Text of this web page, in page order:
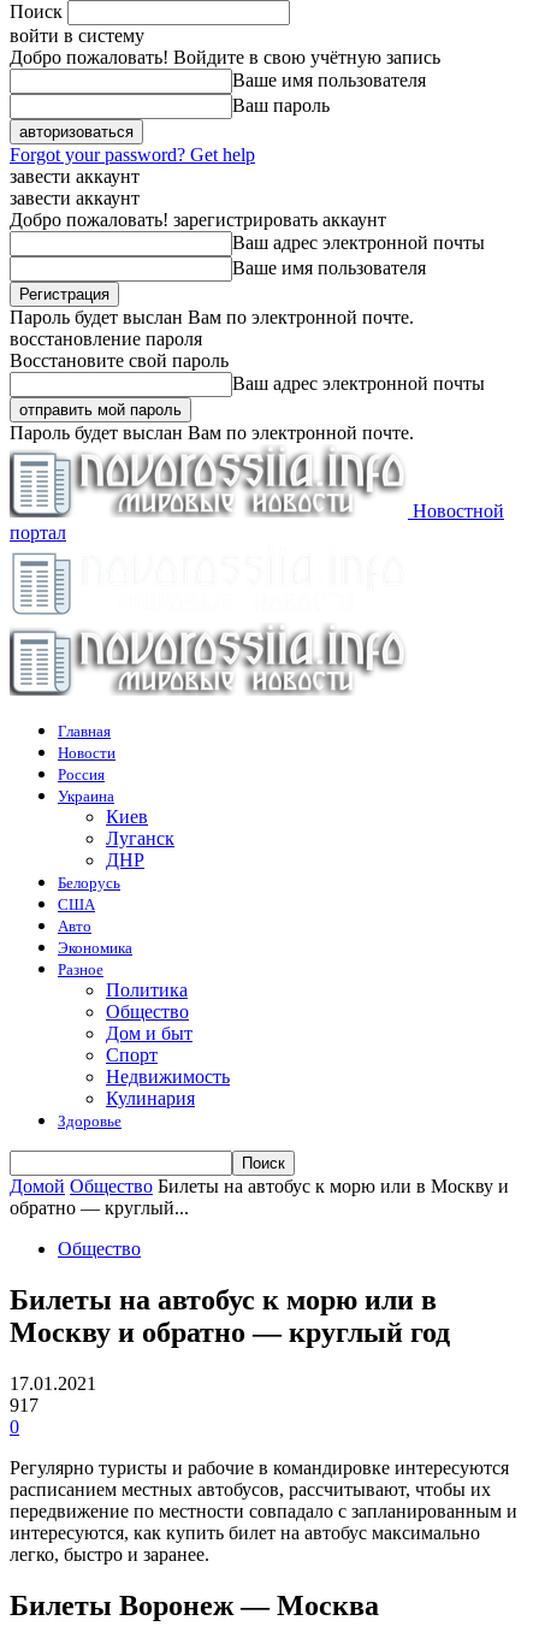
Поиск
войти в систему
Добро пожаловать! Войдите в свою учётную запись
Ваше имя пользователя
Ваш пароль
Forgot your password? Get help
завести аккаунт
завести аккаунт
Добро пожаловать! зарегистрировать аккаунт
Ваш адрес электронной почты
Ваше имя пользователя
Пароль будет выслан Вам по электронной почте.
восстановление пароля
Восстановите свой пароль
Ваш адрес электронной почты
Пароль будет выслан Вам по электронной почте.
Новостной
портал
Главная
Новости
Россия
Украина
Киев
Луганск
ДНР
Белорусь
США
Авто
Экономика
Разное
Политика
Общество
Дом и быт
Спорт
Недвижимость
Кулинария
Здоровье
Домой Общество Билеты на автобус к морю или в Москву и
обратно — круглый...
Общество
Билеты на автобус к морю или в
Москву и обратно — круглый год
17.01.2021
917
0
Регулярно туристы и рабочие в командировке интересуются
расписанием местных автобусов, рассчитывают, чтобы их
передвижение по местности совпадало с запланированным и
интересуются, как купить билет на автобус максимально
легко, быстро и заранее.
Билеты Воронеж — Москва